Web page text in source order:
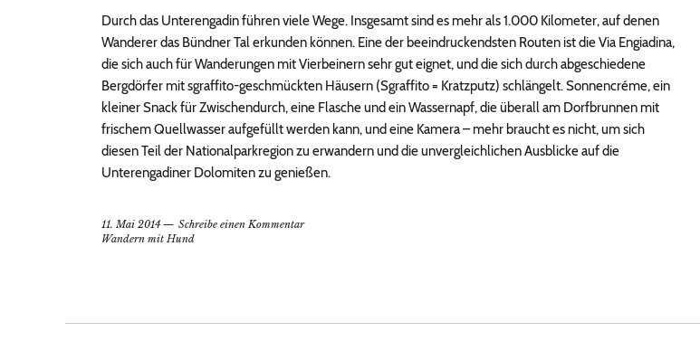
Durch das Unterengadin führen viele Wege. Insgesamt sind es mehr als 1.000 Kilometer, auf denen
Wanderer das Bündner Tal erkunden können. Eine der beeindruckendsten Routen ist die Via Engiadina,
die sich auch für Wanderungen mit Vierbeinern sehr gut eignet, und die sich durch abgeschiedene
Bergdörfer mit sgraffito-geschmückten Häusern (Sgraffito = Kratzputz) schlängelt. Sonnencréme, ein
kleiner Snack für Zwischendurch, eine Flasche und ein Wassernapf, die überall am Dorfbrunnen mit
frischem Quellwasser aufgefüllt werden kann, und eine Kamera – mehr braucht es nicht, um sich
diesen Teil der Nationalparkregion zu erwandern und die unvergleichlichen Ausblicke auf die
Unterengadiner Dolomiten zu genießen.
11. Mai 2014
Schreibe einen Kommentar
Wandern mit Hund